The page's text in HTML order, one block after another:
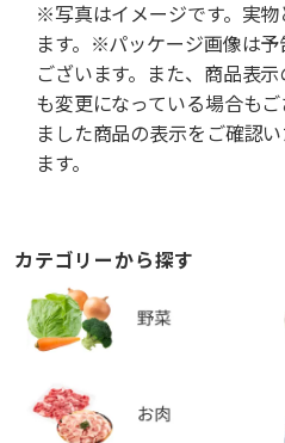
※写真はイメージです。実
ます。※パッケージ画像は
ございます。また、商品表
も変更になっている場合も
ました商品の表示をご確認
ます。
カテゴリーから探す